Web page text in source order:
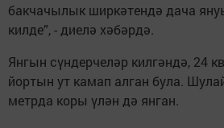
бакчачылык ширкәтендә дача
килде”, - диелә хәбәрдә.
Янгын сүндерчеләр килгәндә, 24
йортын ут камап алган була.
метрда коры үлән дә янган.